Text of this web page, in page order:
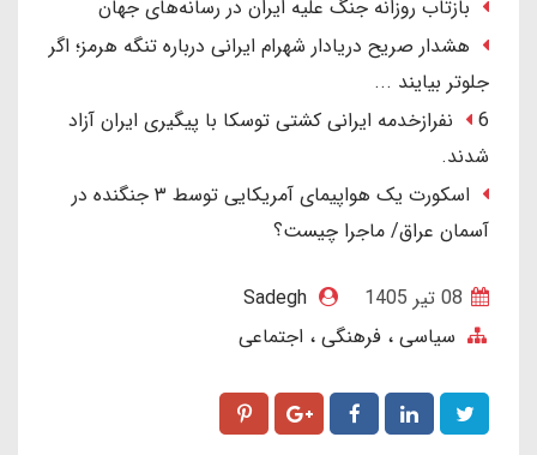
بازتاب روزانه جنگ علیه ایران در رسانه‌های جهان
هشدار صریح دریادار شهرام ایرانی درباره تنگه هرمز؛ اگر
جلوتر بیایند ...
6 نفرازخدمه ایرانی کشتی توسکا با پیگیری ایران آزاد
شدند.
اسکورت یک هواپیمای آمریکایی توسط ۳ جنگنده در
آسمان عراق/ ماجرا چیست؟
Sadegh
سیاسی ، فرهنگی ، اجتماعی